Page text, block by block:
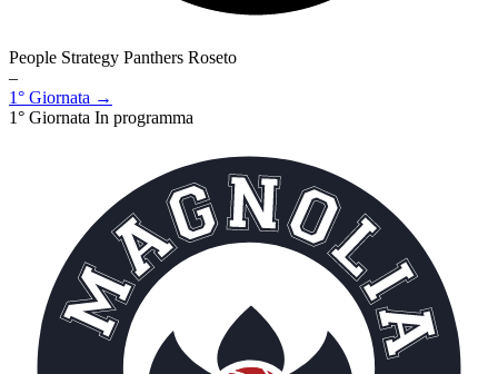
People Strategy Panthers Roseto
–
1° Giornata →
1° Giornata In programma